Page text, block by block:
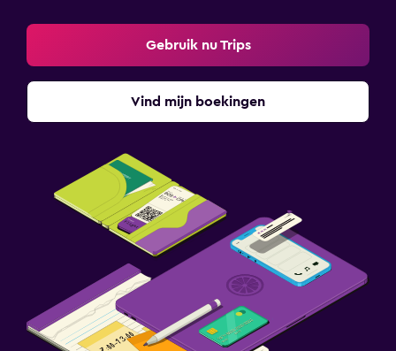
Gebruik nu Trips
Vind mijn boekingen